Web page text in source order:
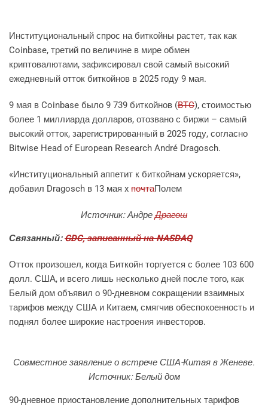
Институциональный спрос на биткойны растет, так как
Coinbase, третий по величине в мире обмен
криптовалютами, зафиксировал свой самый высокий
ежедневный отток биткойнов в 2025 году 9 мая.
9 мая в Coinbase было 9 739 биткойнов (BTC), стоимостью
более 1 миллиарда долларов, отозвано с биржи – самый
высокий отток, зарегистрированный в 2025 году, согласно
Bitwise Head of European Research André Dragosch.
«Институциональный аппетит к биткойнам ускоряется»,
добавил Dragosch в 13 мая x почтаПолем
Источник: АндреДрагош
Связанный:GDC, записанный на NASDAQ
Отток произошел, когда Биткойн торгуется с более 103 600
долл. США, и всего лишь несколько дней после того, как
Белый дом объявил о 90-дневном сокращении взаимных
тарифов между США и Китаем, смягчив обеспокоенность и
поднял более широкие настроения инвесторов.
Совместное заявление о встрече США-Китая в Женеве.
Источник: Белый дом
90-дневное приостановление дополнительных тарифов